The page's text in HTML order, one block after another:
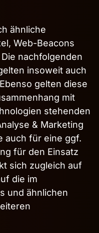
ähnliche
Web-Beacons
nachfolgenden
insoweit auch
gelten diese
mit
stehenden
& Marketing
auch für eine ggf.
für den Einsatz
sich zugleich auf
die im
und ähnlichen